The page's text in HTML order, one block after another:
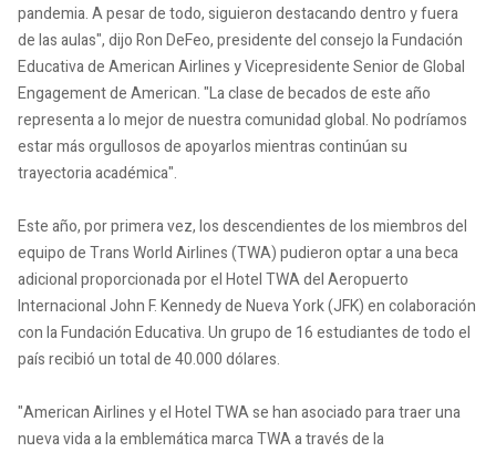
pandemia. A pesar de todo, siguieron destacando dentro y fuera
de las aulas", dijo Ron DeFeo, presidente del consejo la Fundación
Educativa de American Airlines y Vicepresidente Senior de Global
Engagement de American. "La clase de becados de este año
representa a lo mejor de nuestra comunidad global. No podríamos
estar más orgullosos de apoyarlos mientras continúan su
trayectoria académica".
Este año, por primera vez, los descendientes de los miembros del
equipo de Trans World Airlines (TWA) pudieron optar a una beca
adicional proporcionada por el Hotel TWA del Aeropuerto
Internacional John F. Kennedy de Nueva York (JFK) en colaboración
con la Fundación Educativa. Un grupo de 16 estudiantes de todo el
país recibió un total de 40.000 dólares.
"American Airlines y el Hotel TWA se han asociado para traer una
nueva vida a la emblemática marca TWA a través de la